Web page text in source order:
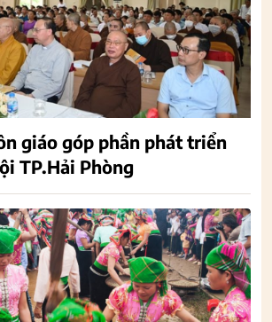
giáo góp phần phát triển
TP.Hải Phòng